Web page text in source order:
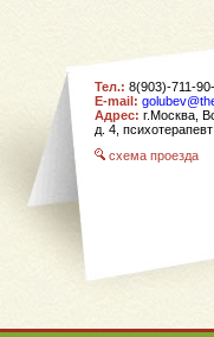
Тел.: 8(903)-711-
E-mail:
Адрес: г.Москва,
д. 4,
схема проезда